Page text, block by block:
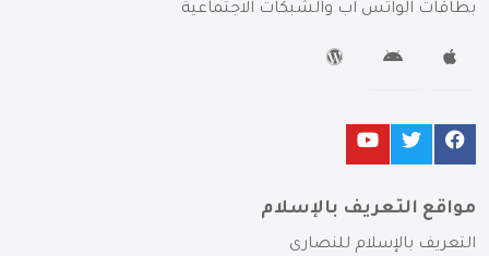
بطاقات الواتس آب والشبكات الاجتماعية
مواقع التعريف بالإسلام
التعريف بالإسلام للنصارى